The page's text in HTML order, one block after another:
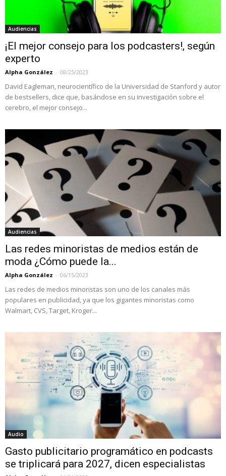
Audiencias
¡El mejor consejo para los podcasters!, según
experto
Alpha González - 08/25/2023
David Eagleman, neurocientífico de la Universidad de Stanford y autor
de bestsellers, dice que, basándose en su investigación sobre el
cerebro, el mejor consejo...
Audiencias
Las redes minoristas de medios están de
moda ¿Cómo puede la...
Alpha González - 06/15/2023
Las redes de medios minoristas son uno de los canales más
populares en publicidad, ya que los gigantes minoristas como
Walmart, CVS, Target, Kroger...
Audio
Gasto publicitario programático en podcasts
se triplicará para 2027, dicen especialistas